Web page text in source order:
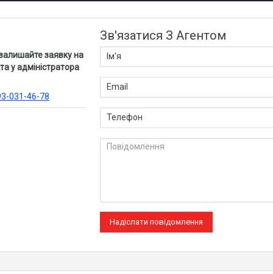
заявку на
у адміністратора
031-46-78
Зв'язатися З Агентом